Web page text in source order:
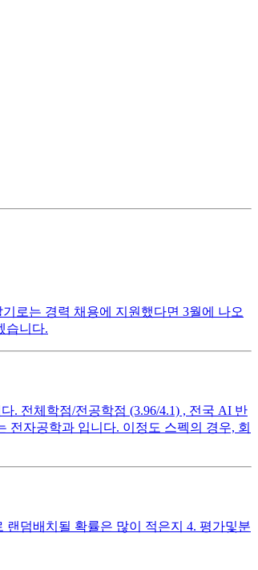
로는 경력 채용에 지원했다면 3월에 나오
습니다.
. 전체학점/전공학점 (3.96/4.1) , 전국 AI 반
전자공학과 입니다. 이정도 스펙의 경우, 회
덤배치될 확률은 많이 적은지 4. 평가및분